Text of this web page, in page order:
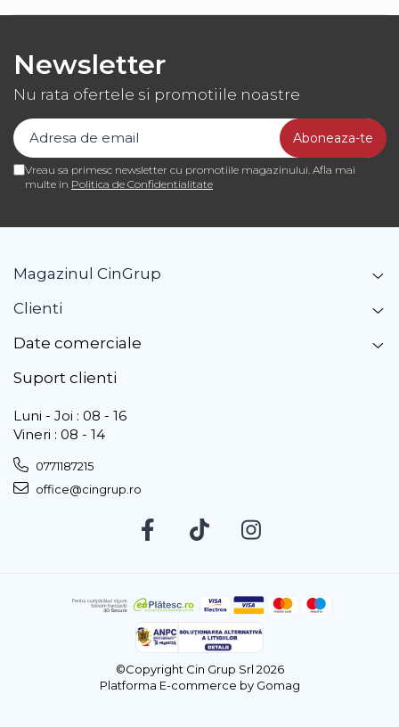
Newsletter
Nu rata ofertele si promotiile noastre
Vreau sa primesc newsletter cu promotiile magazinului. Afla mai
multe in Politica de Confidentialitate
Magazinul CinGrup
Clienti
Date comerciale
Suport clienti
Luni - Joi : 08 - 16
Vineri : 08 - 14
0771187215
office@cingrup.ro
©Copyright Cin Grup Srl 2026
Platforma E-commerce by Gomag